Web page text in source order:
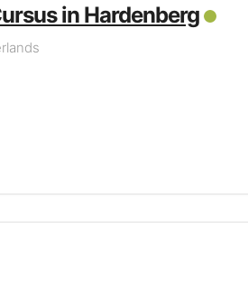
in Hardenberg